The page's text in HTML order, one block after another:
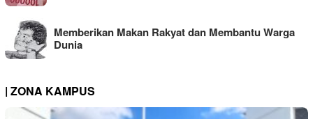
Memberikan Makan Rakyat dan Membantu Warga
Dunia
| ZONA KAMPUS